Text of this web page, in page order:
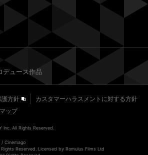
デュース作品
護方針
カスタマーハラスメントに対する方針
ップ
Inc. All Rights Reserved.
/ Cinemago
Reserved. Licensed by Romulus Films Ltd